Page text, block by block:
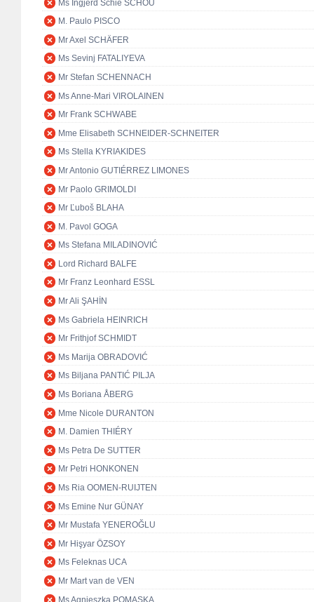
Ms Ingjerd Schie SCHOU
M. Paulo PISCO
Mr Axel SCHÄFER
Ms Sevinj FATALIYEVA
Mr Stefan SCHENNACH
Ms Anne-Mari VIROLAINEN
Mr Frank SCHWABE
Mme Elisabeth SCHNEIDER-SCHNEITER
Ms Stella KYRIAKIDES
Mr Antonio GUTIÉRREZ LIMONES
Mr Paolo GRIMOLDI
Mr Ľuboš BLAHA
M. Pavol GOGA
Ms Stefana MILADINOVIĆ
Lord Richard BALFE
Mr Franz Leonhard ESSL
Mr Ali ŞAHİN
Ms Gabriela HEINRICH
Mr Frithjof SCHMIDT
Ms Marija OBRADOVIĆ
Ms Biljana PANTIĆ PILJA
Ms Boriana ÅBERG
Mme Nicole DURANTON
M. Damien THIÉRY
Ms Petra De SUTTER
Mr Petri HONKONEN
Ms Ria OOMEN-RUIJTEN
Ms Emine Nur GÜNAY
Mr Mustafa YENEROĞLU
Mr Hişyar ÖZSOY
Ms Feleknas UCA
Mr Mart van de VEN
Ms Agnieszka POMASKA